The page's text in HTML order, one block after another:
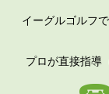
イーグルゴルフ
プロが直接指導